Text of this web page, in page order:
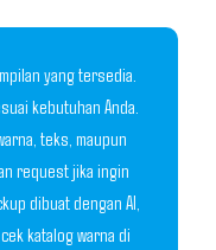
yang tersedia.
kebutuhan Anda.
teks, maupun
request jika ingin
dibuat dengan AI,
katalog warna di